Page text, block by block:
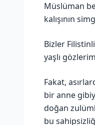
Müslüman
kalışının
Bizler
yaşlı
Fakat,
bir anne
doğan
bu